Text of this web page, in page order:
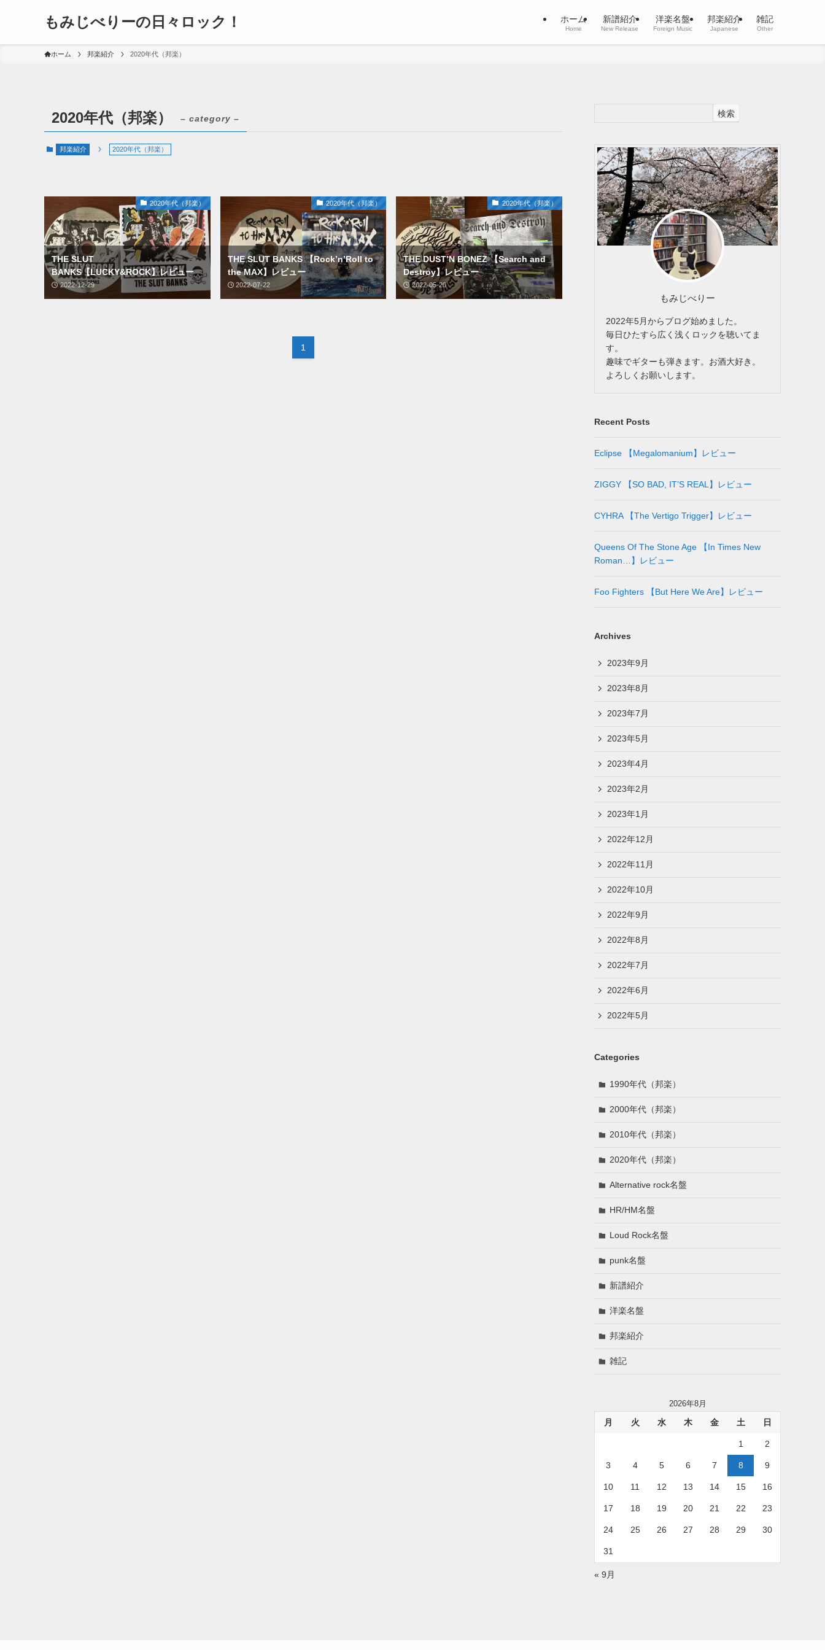
もみじべりーの日々ロック！ ホーム
Home
新譜紹介
New Release
洋楽名盤
Foreign Music
邦楽紹介
Japanese
雑記
Other
ホーム 邦楽紹介 2020年代（邦楽）
2020年代（邦楽） – category –
邦楽紹介 2020年代（邦楽）
2020年代（邦楽）
THE SLUT
BANKS【LUCKY&ROCK】レビュー
2022-12-29
2020年代（邦楽）
THE SLUT BANKS 【Rock’n’Roll to
the MAX】レビュー
2022-07-22
2020年代（邦楽）
THE DUST’N BONEZ 【Search and
Destroy】レビュー
2022-05-20
1
検索
もみじべりー
2022年5月からブログ始めました。
毎日ひたすら広く浅くロックを聴いてま
す。
趣味でギターも弾きます。お酒大好き。
よろしくお願いします。
Recent Posts
Eclipse 【Megalomanium】レビュー
ZIGGY 【SO BAD, IT’S REAL】レビュー
CYHRA 【The Vertigo Trigger】レビュー
Queens Of The Stone Age 【In Times New
Roman…】レビュー
Foo Fighters 【But Here We Are】レビュー
Archives
2023年9月
2023年8月
2023年7月
2023年5月
2023年4月
2023年2月
2023年1月
2022年12月
2022年11月
2022年10月
2022年9月
2022年8月
2022年7月
2022年6月
2022年5月
Categories
1990年代（邦楽）
2000年代（邦楽）
2010年代（邦楽）
2020年代（邦楽）
Alternative rock名盤
HR/HM名盤
Loud Rock名盤
punk名盤
新譜紹介
洋楽名盤
邦楽紹介
雑記
2026年8月
月 火 水 木 金 土 日
1 2
3 4 5 6 7 8 9
10 11 12 13 14 15 16
17 18 19 20 21 22 23
24 25 26 27 28 29 30
31
« 9月